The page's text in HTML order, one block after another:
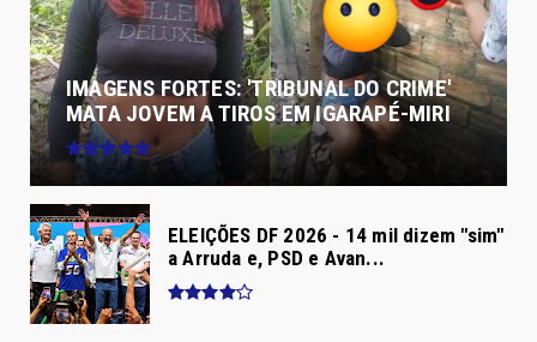
IMAGENS FORTES: 'TRIBUNAL DO CRIME'
MATA JOVEM A TIROS EM IGARAPÉ-MIRI
ELEIÇÕES DF 2026 - 14 mil dizem "sim"
a Arruda e, PSD e Avan...